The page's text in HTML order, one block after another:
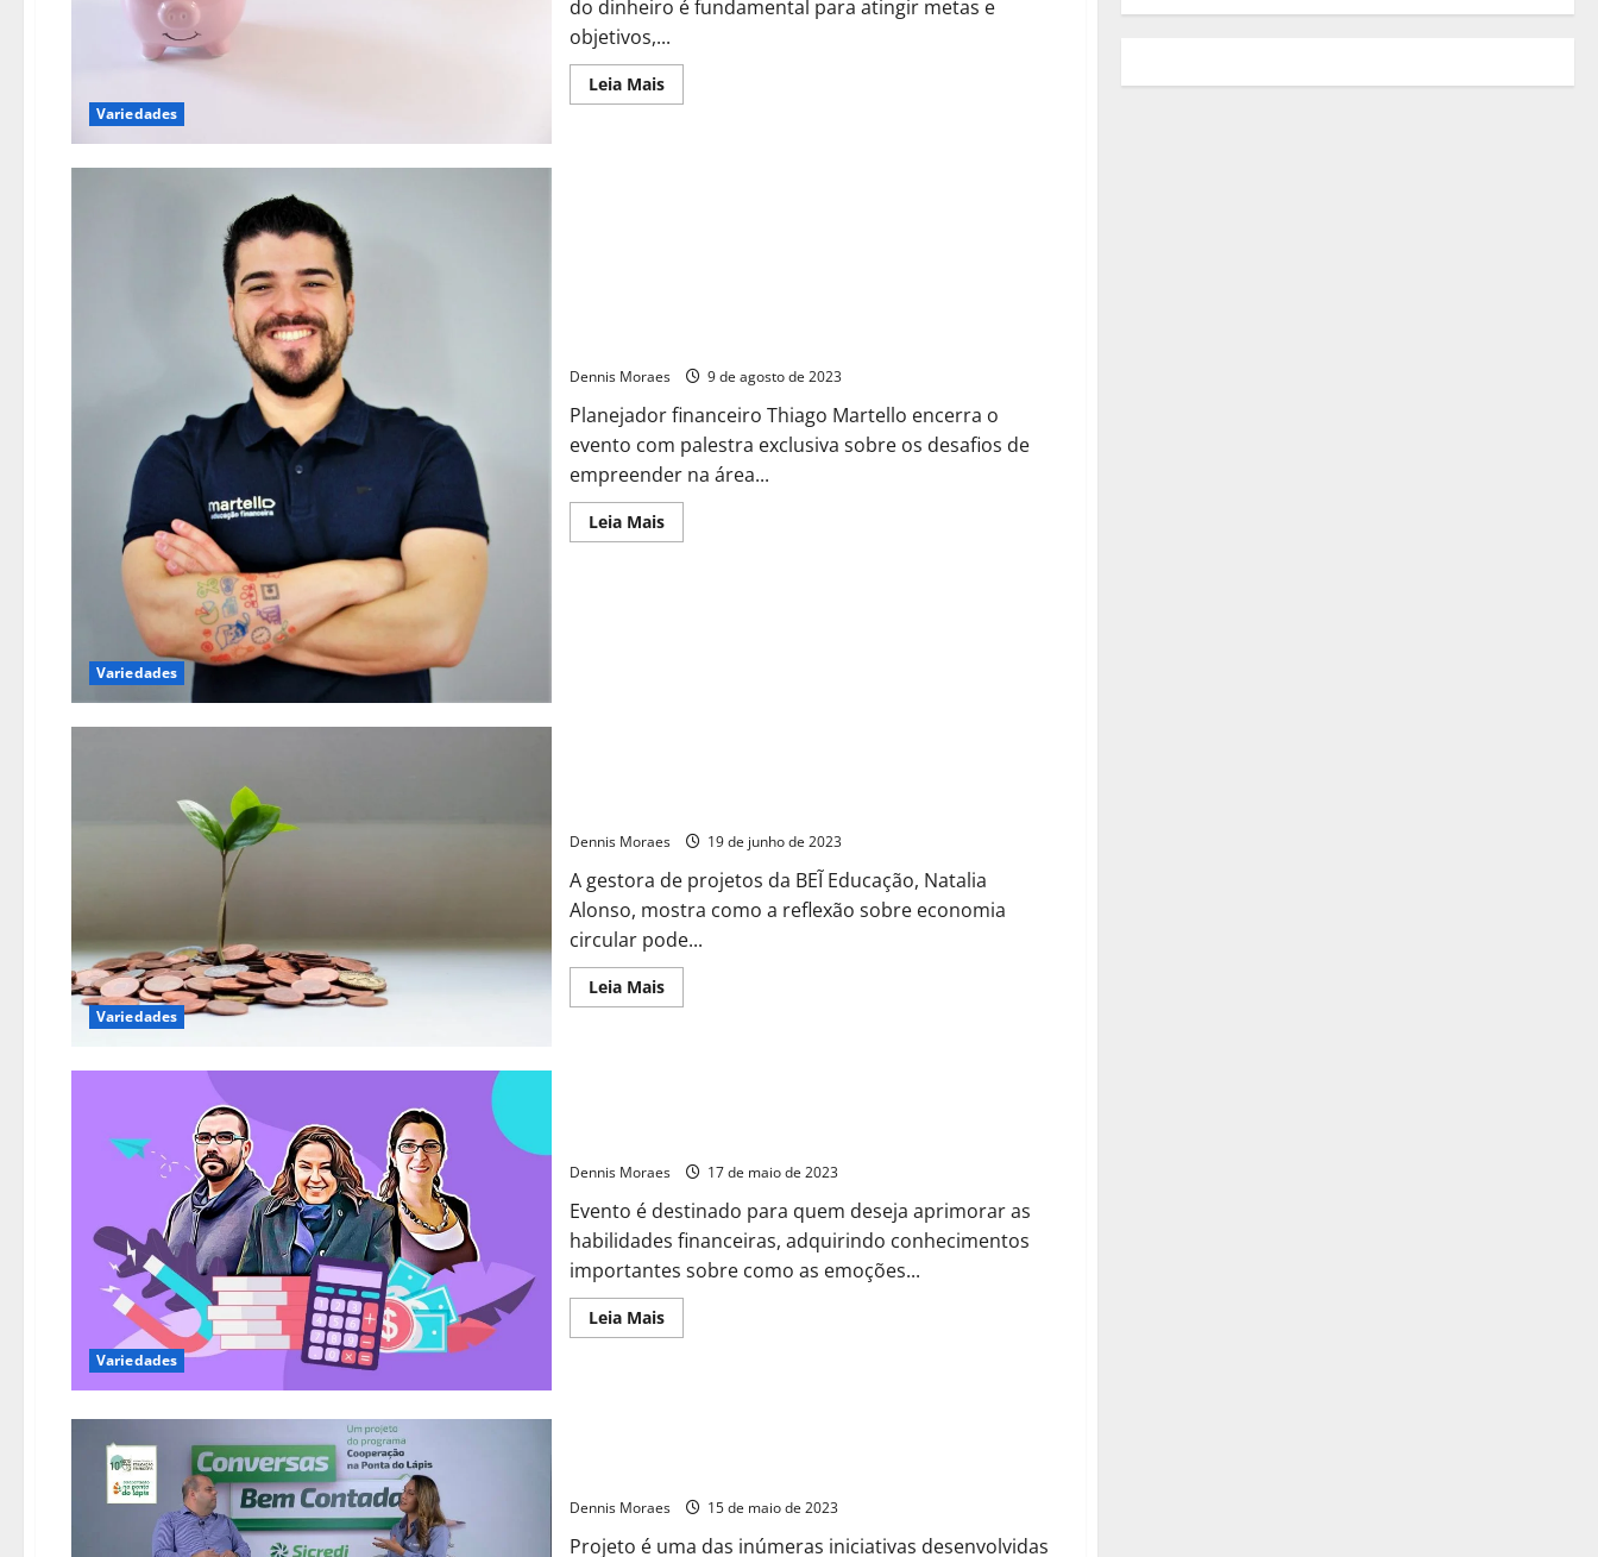
Variedades
do dinheiro é fundamental para atingir metas e
objetivos,...
Leia Mais
Variedades
Dennis Moraes 9 de agosto de 2023
Planejador financeiro Thiago Martello encerra o
evento com palestra exclusiva sobre os desafios de
empreender na área...
Leia Mais
Variedades
Dennis Moraes 19 de junho de 2023
A gestora de projetos da BEĨ Educação, Natalia
Alonso, mostra como a reflexão sobre economia
circular pode...
Leia Mais
Variedades
Dennis Moraes 17 de maio de 2023
Evento é destinado para quem deseja aprimorar as
habilidades financeiras, adquirindo conhecimentos
importantes sobre como as emoções...
Leia Mais
Dennis Moraes 15 de maio de 2023
Projeto é uma das inúmeras iniciativas desenvolvidas